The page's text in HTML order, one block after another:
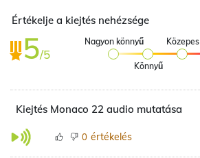
Értékelje a kiejtés nehézsége
5/5
Nagyon könnyű
Könnyű
Közepes
Kiejtés Monaco 22 audio mutatása
0 értékelés